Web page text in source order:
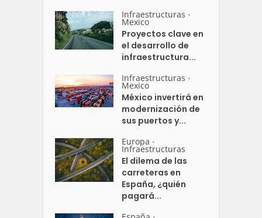
Infraestructuras •
Mexico
Proyectos clave en
el desarrollo de
infraestructura...
Infraestructuras •
Mexico
México invertirá en
modernización de
sus puertos y...
Europa •
Infraestructuras
El dilema de las
carreteras en
España, ¿quién
pagará...